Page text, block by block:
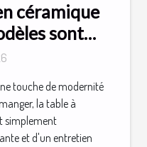
céramique
sont
!
touche de modernité
la table à
simplement
et d'un entretien